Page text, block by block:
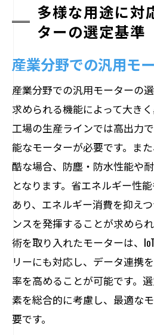
多様な用途に対
ターの選定基準
産業分野での汎用モ
産業分野での汎用モーターの
求められる機能によって大きく
工場の生産ラインでは高出力
能なモーターが必要です。ま
酷な場合、防塵・防水性能や
となります。省エネルギー性
あり、エネルギー消費を抑え
ンスを発揮することが求めら
術を取り入れたモーターは、
リーにも対応し、データ連携
率を高めることが可能です。
素を総合的に考慮し、最適な
要です。